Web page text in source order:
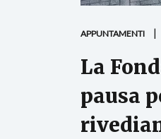
APPUNTAMENTI
La
pausa